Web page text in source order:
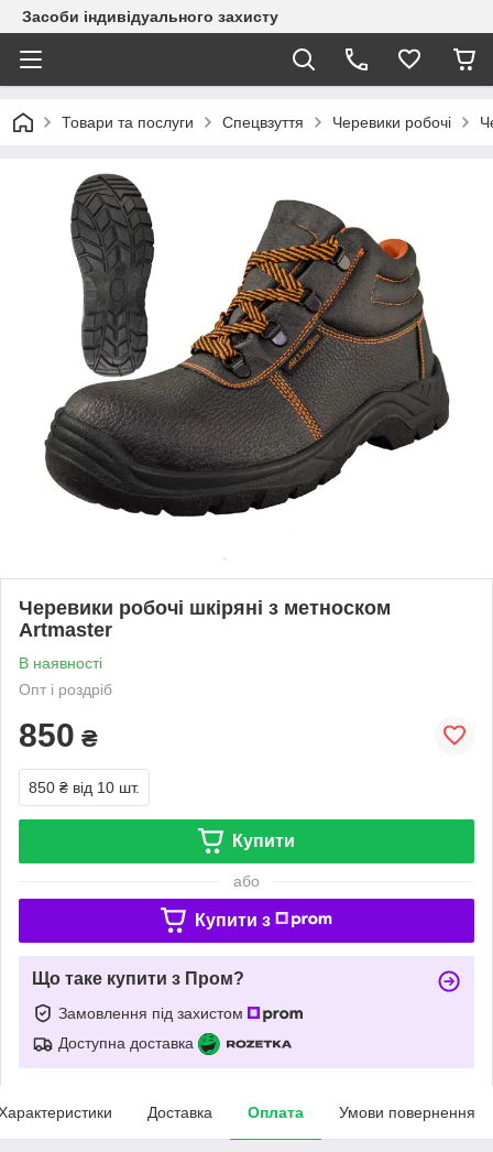
Засоби індивідуального захисту
Товари та послуги Спецвзуття Черевики робочі
Черевики робочі шкіряні з метноском
Artmaster
В наявності
Опт і роздріб
850 ₴
850 ₴ від 10 шт.
Купити
або
Купити з
Що таке купити з Пром?
Замовлення під захистом
Доступна доставка
Доставка Оплата Умови повернення